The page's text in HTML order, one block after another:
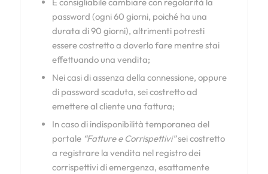
password (ogni 60 giorni, poiché ha una
durata di 90 giorni), altrimenti potresti
essere costretto a doverlo fare mentre stai
effettuando una vendita;
Nei casi di assenza della connessione, oppure
di password scaduta, sei costretto ad
emettere al cliente una fattura;
In caso di indisponibilità temporanea del
portale “Fatture e Corrispettivi”sei costretto
a registrare la vendita nel registro dei
corrispettivi di emergenza, esattamente